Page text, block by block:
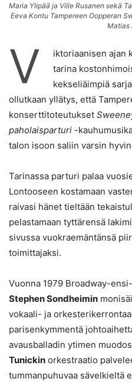
Maria Ylipää ja Ville Rusanen sekä
Eeva Kontu Tampereen Oopperan
Matias
V
iktoriaanisen ajan
tarina
kekseliäimpiä
ollutkaan yllätys, että
konserttitoteutukset
paholaisparturi -
talon isoon saliin varsin
Tarinassa parturi palaa
Lontooseen kostamaan
raivasi hänet tieltään
pelastamaan tyttärensä
sivussa vuokraemäntänsä
toimittajaksi.
Vuonna 1979 Broadway-
Stephen Sondheimin
vokaali- ja
parisenkymmentä
avausballadin ytimen
Tunickin orkestraatio
tummanpuhuvaa sävelkieltä